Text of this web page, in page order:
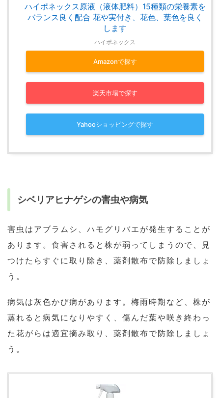
ハイポネックス原液（液体肥料）15種類の栄養素を
バランス良く配合 花や実付き、花色、葉色を良く
します
ハイポネックス
Amazonで探す
楽天市場で探す
Yahooショッピングで探す
シベリアヒナゲシの害虫や病気
害虫はアブラムシ、ハモグリバエが発生することが
あります。食害されると株が弱ってしまうので、見
つけたらすぐに取り除き、薬剤散布で防除しましょ
う。
病気は灰色かび病があります。梅雨時期など、株が
蒸れると病気になりやすく、傷んだ葉や咲き終わっ
た花がらは適宜摘み取り、薬剤散布で防除しましょ
う。